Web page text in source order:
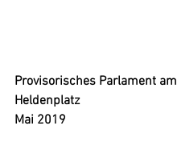
Provisorisches Parlament am
Heldenplatz
Mai 2019